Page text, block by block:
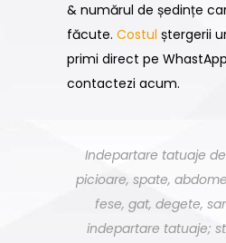
& numărul de ședințe
făcute. Costul ștergerii
primi direct pe
contactezi acum.
Indepartare tatuaje
picioare, spate,
fese, gat, degete,
indepartare tatuaje;